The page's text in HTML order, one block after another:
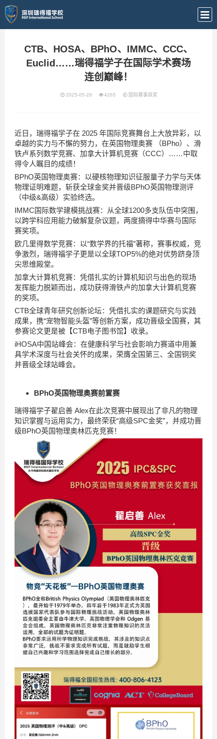
CTB、HOSA、BPhO、IMMC、CCC、
Euclid……瑞得福学子在国际学术赛场
连创巅峰！
2025-05-28 4265 国际赛事获奖
近日，瑞得福学子在 2025 年国际竞赛舞台上大放异彩，以
卓越的实力与不懈的努力，在英国物理奥赛 （BPho）、滑
铁卢系列数学竞赛、加拿大计算机竞赛（CCC）……中取
得令人瞩目的成绩！
BPhO英国物理奥赛：以硬核物理知识征服量子力学与天体
物理证明难题，斩获全球金奖并晋级BPhO英国物理测评
（中级&高级）实验终选。
IMMC国际数学建模挑战赛：从全球1200多支队伍中突围，
以跨学科应用能力破解复杂议题，两度摘得中华赛与国际
赛奖项。
欧几里得数学竞赛：以“数学界的托福”著称，赛事权威，竞
争激烈，瑞得福学子更是以全球TOP5%的绝对优势跻身顶
尖思维殿堂。
加拿大计算机竞赛：凭借扎实的计算机知识与出色的现场
发挥能力脱颖而出，成功获得滑铁卢的加拿大计算机竞赛
的奖项。
CTB全球青年研究创新论坛：凭借扎实的课题研究与实践
成果，携“宠物智能头盔”等创新方案，成功晋级全国赛，其
参赛论文更是被【CTB电子图书馆】收录。
iHOSA中国站峰会：在健康科学与社会影响力赛道中用兼
具学术深度与社会关怀的成果，荣膺全国第三、全国铜奖
并晋级全球站峰会。
BPhO英国物理奥赛前置赛
瑞得福学子翟启善 Alex在此次竞赛中展现出了非凡的物理
知识掌握与运用实力，最终荣获“高级SPC金奖”，并成功晋
级BPhO英国物理奥林匹克竞赛！